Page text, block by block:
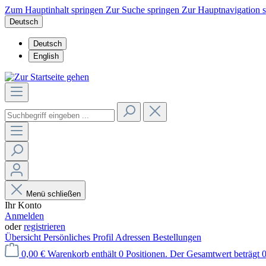
Zum Hauptinhalt springen Zur Suche springen Zur Hauptnavigation
Deutsch
Deutsch
English
Menü schließen
Ihr Konto
Anmelden
oderregistrieren
Übersicht Persönliches Profil Adressen Bestellungen
0,00 € Warenkorb enthält 0 Positionen. Der Gesamtwert beträgt